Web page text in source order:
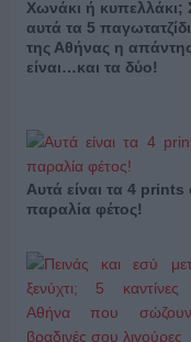
Χωνάκι ή κυπελλάκι;
αυτά τα 5
της Αθήνας η
είναι…και τα δύο!
Αυτά είναι τα 4
παραλία φέτος!